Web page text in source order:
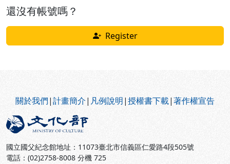
還沒有帳號嗎？
Register
關於我們|計畫簡介| 凡例說明|授權書下載|著作權宣告
國立國父紀念館地址：11073臺北市信義區仁愛路4段505號
電話：(02)2758-8008 分機 725